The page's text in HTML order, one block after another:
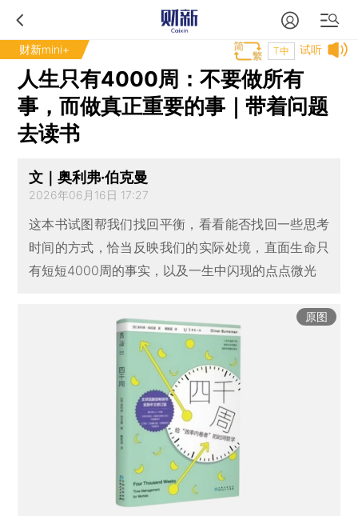
财新mini+ 试听
T中
人生只有4000周：不要做所有
事，而做真正重要的事｜带着问题
去读书
文｜奥利弗·伯克曼
2026年06月16日 17:27
这本书试图帮我们找回平衡，看看能否找回一些思考
时间的方式，恰当反映我们的实际处境，直面生命只
有短短4000周的事实，以及一生中闪现的点点微光
原图